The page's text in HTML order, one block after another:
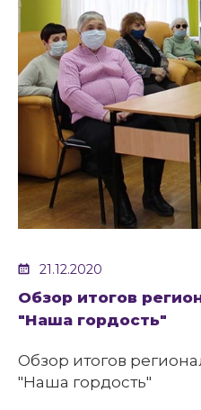
21.12.2020
Обзор итогов
"Наша гордость"
Обзор итогов
"Наша гордость"